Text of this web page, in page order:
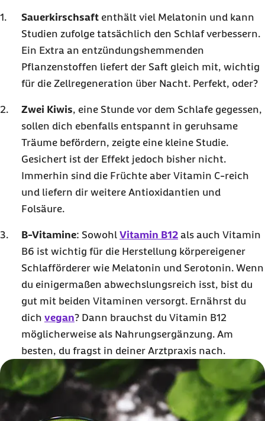
Sauerkirschsaft enthält viel Melatonin und kann
Studien zufolge tatsächlich den Schlaf verbessern.
Ein Extra an entzündungshemmenden
Pflanzenstoffen liefert der Saft gleich mit, wichtig
für die Zellregeneration über Nacht. Perfekt, oder?
Zwei Kiwis, eine Stunde vor dem Schlafe gegessen,
sollen dich ebenfalls entspannt in geruhsame
Träume befördern, zeigte eine kleine Studie.
Gesichert ist der Effekt jedoch bisher nicht.
Immerhin sind die Früchte aber Vitamin C-reich
und liefern dir weitere Antioxidantien und
Folsäure.
B-Vitamine: Sowohl Vitamin B12 als auch Vitamin
B6 ist wichtig für die Herstellung körpereigener
Schlafförderer wie Melatonin und Serotonin. Wenn
du einigermaßen abwechslungsreich isst, bist du
gut mit beiden Vitaminen versorgt. Ernährst du
dich vegan? Dann brauchst du Vitamin B12
möglicherweise als Nahrungsergänzung. Am
besten, du fragst in deiner Arztpraxis nach.